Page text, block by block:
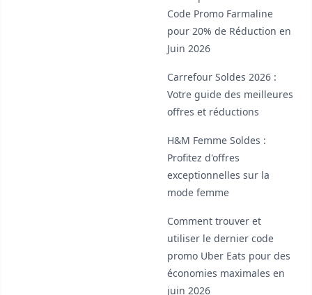
Code Promo Farmaline
pour 20% de Réduction en
Juin 2026
Carrefour Soldes 2026 :
Votre guide des meilleures
offres et réductions
H&M Femme Soldes :
Profitez d'offres
exceptionnelles sur la
mode femme
Comment trouver et
utiliser le dernier code
promo Uber Eats pour des
économies maximales en
juin 2026